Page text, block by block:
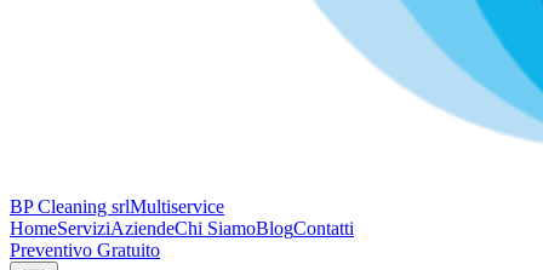
BP Cleaning srlMultiservice
HomeServiziAziendeChi SiamoBlogContatti
Preventivo Gratuito